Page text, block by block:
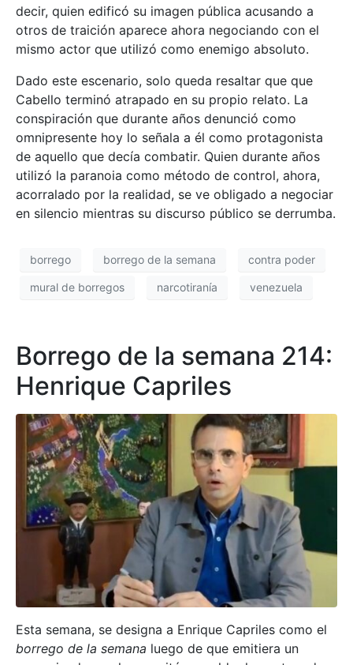
decir, quien edificó su imagen pública acusando a
otros de traición aparece ahora negociando con el
mismo actor que utilizó como enemigo absoluto.
Dado este escenario, solo queda resaltar que que
Cabello terminó atrapado en su propio relato. La
conspiración que durante años denunció como
omnipresente hoy lo señala a él como protagonista
de aquello que decía combatir. Quien durante años
utilizó la paranoia como método de control, ahora,
acorralado por la realidad, se ve obligado a negociar
en silencio mientras su discurso público se derrumba.
borrego borrego de la semana contra poder
mural de borregos narcotiranía venezuela
Borrego de la semana 214:
Henrique Capriles
Esta semana, se designa a Enrique Capriles como el
borrego de la semana luego de que emitiera un